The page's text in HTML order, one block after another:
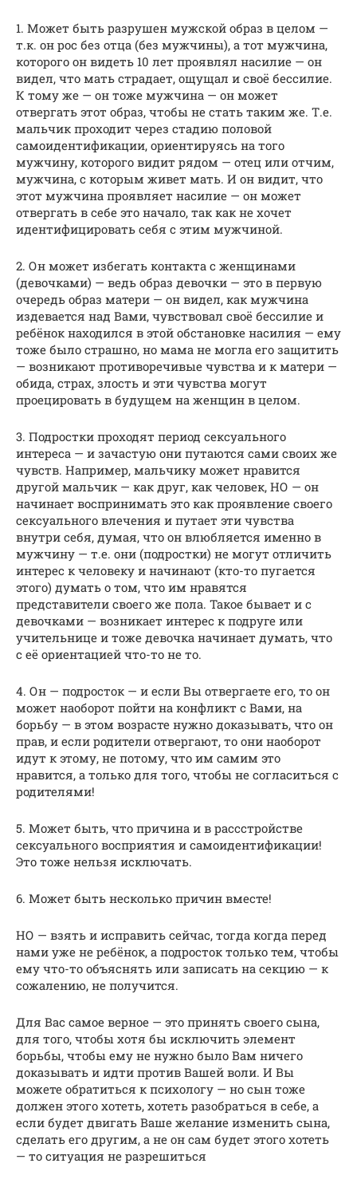
1. Может быть разрушен мужской образ в целом —
т.к. он рос без отца (без мужчины), а тот мужчина,
которого он видеть 10 лет проявлял насилие — он
видел, что мать страдает, ощущал и своё бессилие.
К тому же — он тоже мужчина — он может
отвергать этот образ, чтобы не стать таким же. Т.е.
мальчик проходит через стадию половой
самоидентификации, ориентируясь на того
мужчину, которого видит рядом — отец или отчим,
мужчина, с которым живет мать. И он видит, что
этот мужчина проявляет насилие — он может
отвергать в себе это начало, так как не хочет
идентифицировать себя с этим мужчиной.
2. Он может избегать контакта с женщинами
(девочками) — ведь образ девочки — это в первую
очередь образ матери — он видел, как мужчина
издевается над Вами, чувствовал своё бессилие и
ребёнок находился в этой обстановке насилия — ему
тоже было страшно, но мама не могла его защитить
— возникают противоречивые чувства и к матери —
обида, страх, злость и эти чувства могут
проецировать в будущем на женщин в целом.
3. Подростки проходят период сексуального
интереса — и зачастую они путаются сами своих же
чувств. Например, мальчику может нравится
другой мальчик — как друг, как человек, НО — он
начинает воспринимать это как проявление своего
сексуального влечения и путает эти чувства
внутри себя, думая, что он влюбляется именно в
мужчину — т.е. они (подростки) не могут отличить
интерес к человеку и начинают (кто-то пугается
этого) думать о том, что им нравятся
представители своего же пола. Такое бывает и с
девочками — возникает интерес к подруге или
учительнице и тоже девочка начинает думать, что
с её ориентацией что-то не то.
4. Он — подросток — и если Вы отвергаете его, то он
может наоборот пойти на конфликт с Вами, на
борьбу — в этом возрасте нужно доказывать, что он
прав, и если родители отвергают, то они наоборот
идут к этому, не потому, что им самим это
нравится, а только для того, чтобы не согласиться с
родителями!
5. Может быть, что причина и в рассстройстве
сексуального восприятия и самоидентификации!
Это тоже нельзя исключать.
6. Может быть несколько причин вместе!
НО — взять и исправить сейчас, тогда когда перед
нами уже не ребёнок, а подросток только тем, чтобы
ему что-то объяснять или записать на секцию — к
сожалению, не получится.
Для Вас самое верное — это принять своего сына,
для того, чтобы хотя бы исключить элемент
борьбы, чтобы ему не нужно было Вам ничего
доказывать и идти против Вашей воли. И Вы
можете обратиться к психологу — но сын тоже
должен этого хотеть, хотеть разобраться в себе, а
если будет двигать Ваше желание изменить сына,
сделать его другим, а не он сам будет этого хотеть
— то ситуация не разрешиться